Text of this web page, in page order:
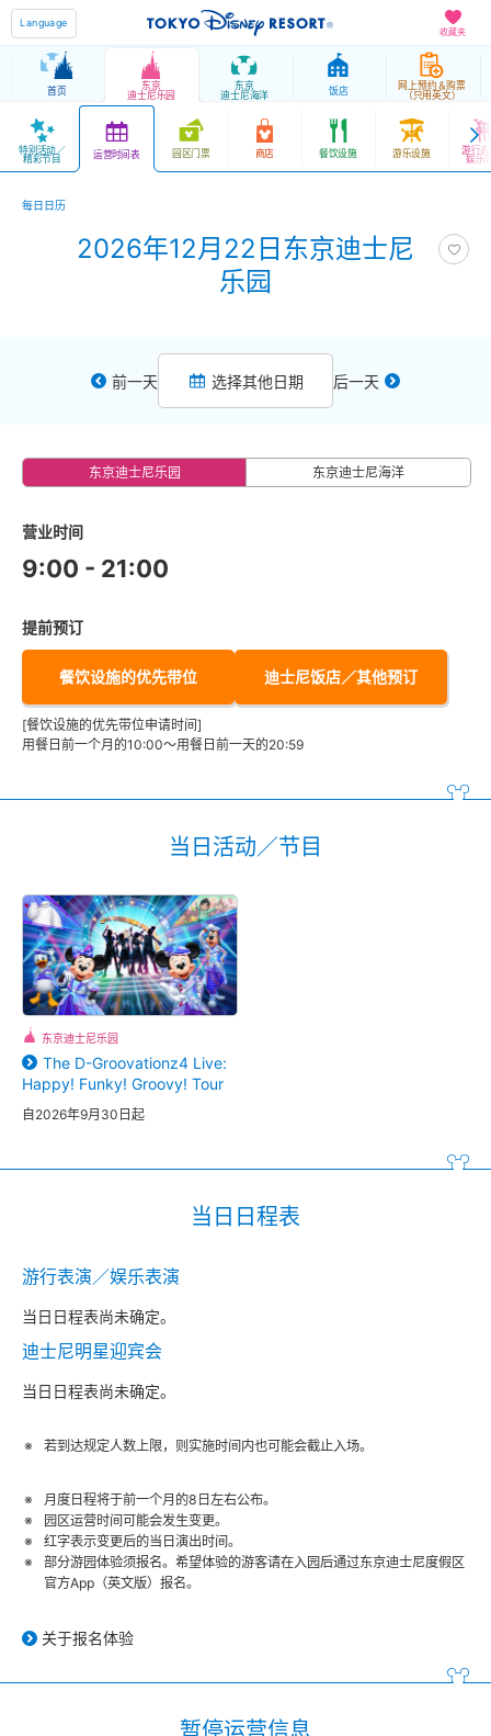
收藏夹
Language
首页 东京
迪士尼乐园
东京
迪士尼海洋 饭店 网上预约＆购票
（只用英文）
特别活动／
精彩节目 运营时间表 园区门票 商店 餐饮设施 游乐设施 游行
娱乐
每日日历
2026年12月22日东京迪士尼
乐园
前一天 选择其他日期 后一天
东京迪士尼乐园 东京迪士尼海洋
营业时间
9:00 - 21:00
提前预订
餐饮设施的优先带位 迪士尼饭店／其他预订
[餐饮设施的优先带位申请时间]
用餐日前一个月的10:00～用餐日前一天的20:59
当日活动／节目
东京迪士尼乐园
The D-Groovationz4 Live:
Happy! Funky! Groovy! Tour
自2026年9月30日起
当日日程表
游行表演／娱乐表演
当日日程表尚未确定。
迪士尼明星迎宾会
当日日程表尚未确定。
若到达规定人数上限，则实施时间内也可能会截止入场。
月度日程将于前一个月的8日左右公布。
园区运营时间可能会发生变更。
红字表示变更后的当日演出时间。
部分游园体验须报名。希望体验的游客请在入园后通过东京迪士尼度假区
官方App（英文版）报名。
关于报名体验